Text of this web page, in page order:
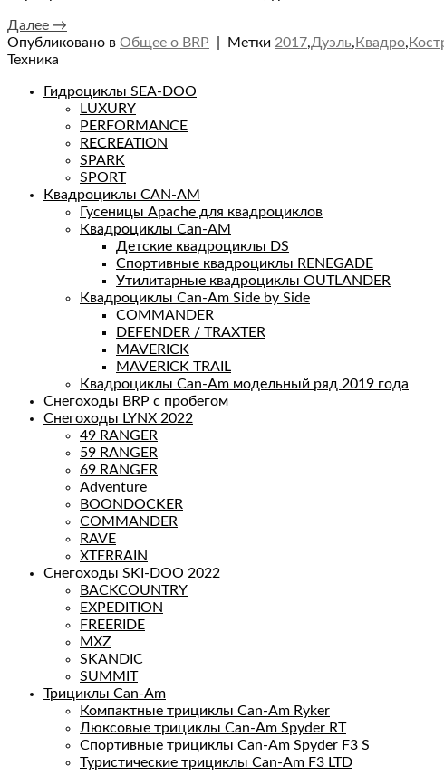
Далее →
Опубликовано в Общее о BRP Метки 2017,Дуэль, Квадро,
Техника
Гидроциклы SEA-DOO
LUXURY
PERFORMANCE
RECREATION
SPARK
SPORT
Квадроциклы CAN-AM
Гусеницы Apache для квадроциклов
Квадроциклы Can-AM
Детские квадроциклы DS
Спортивные квадроциклы RENEGADE
Утилитарные квадроциклы OUTLANDER
Квадроциклы Can-Am Side by Side
COMMANDER
DEFENDER / TRAXTER
MAVERICK
MAVERICK TRAIL
Квадроциклы Can-Am модельный ряд 2019 года
Снегоходы BRP с пробегом
Снегоходы LYNX 2022
49 RANGER
59 RANGER
69 RANGER
Adventure
BOONDOCKER
COMMANDER
RAVE
XTERRAIN
Снегоходы SKI-DOO 2022
BACKCOUNTRY
EXPEDITION
FREERIDE
MXZ
SKANDIC
SUMMIT
Трициклы Can-Am
Компактные трициклы Can-Am Ryker
Люксовые трициклы Can-Am Spyder RT
Спортивные трициклы Can-Am Spyder F3 S
Туристические трициклы Can-Am F3 LTD